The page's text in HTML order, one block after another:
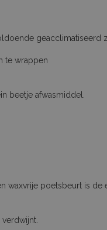
geacclimatiseerd
te wrappen
beetje afwasmiddel.
waxvrije poetsbeurt is de